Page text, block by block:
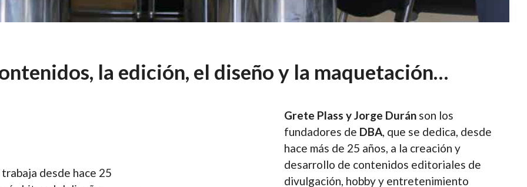
la edición, el diseño y la maquetación…
trabaja desde hace 25
Grete Plass y Jorge Duránson los
fundadores de DBA, que se dedica, desde
hace más de 25 años, a la creación y
desarrollo de contenidos editoriales de
divulgación, hobby y entretenimiento